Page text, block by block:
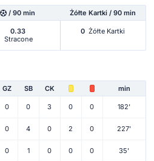
/ 90 min Żółte Kartki / 90 min
0.33
Stracone
0 Żółte Kartki
GZ SB CK min
0 0 3 0 0 182'
0 4 0 2 0 227'
0 1 0 0 0 35'